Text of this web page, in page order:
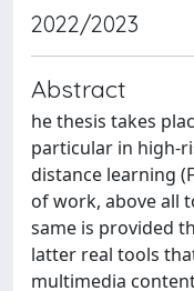
2022/2023
Abstract
he thesis takes
particular in high-
distance learning
of work, above all
same is provided
latter real tools
multimedia